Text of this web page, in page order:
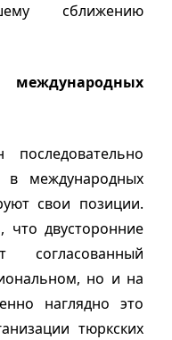
сближению
в международных
свои позиции.
что двусторонние
согласованный
но и на
наглядно это
тюркских